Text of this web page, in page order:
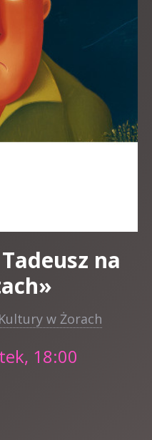
na
w Żorach
18:00